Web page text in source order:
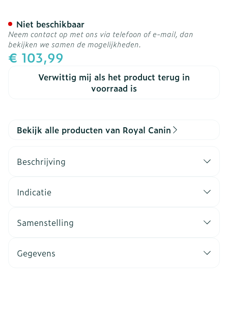
€ 103,99
Verwittig mij als het product terug in
voorraad is
Niet beschikbaar
Neem contact op met ons via telefoon of e-mail, dan
bekijken we samen de mogelijkheden.
Bekijk alle producten van Royal Canin
Beschrijving
Indicatie
Samenstelling
Gegevens